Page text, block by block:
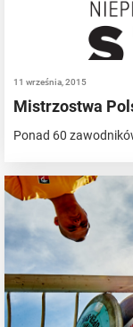
11 września, 2015
Mistrzostwa
Ponad 60